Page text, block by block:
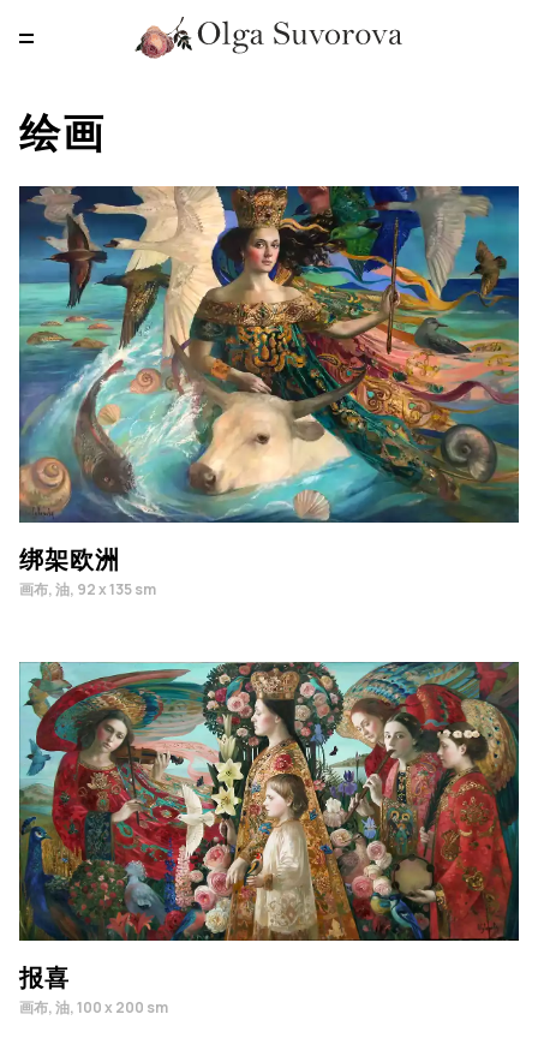
畫作
版畫
關於作者
聯絡人
绘画
绑架欧洲
画布, 油, 92 x 135 sm
报喜
画布, 油, 100 x 200 sm